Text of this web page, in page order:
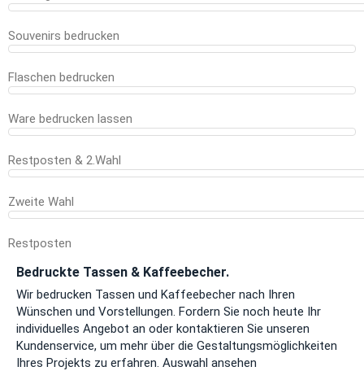
Souvenirs bedrucken
Flaschen bedrucken
Ware bedrucken lassen
Restposten & 2.Wahl
Zweite Wahl
Restposten
Bedruckte Tassen & Kaffeebecher.
Wir bedrucken Tassen und Kaffeebecher nach Ihren
Wünschen und Vorstellungen. Fordern Sie noch heute Ihr
individuelles Angebot an oder kontaktieren Sie unseren
Kundenservice, um mehr über die Gestaltungsmöglichkeiten
Ihres Projekts zu erfahren. Auswahl ansehen